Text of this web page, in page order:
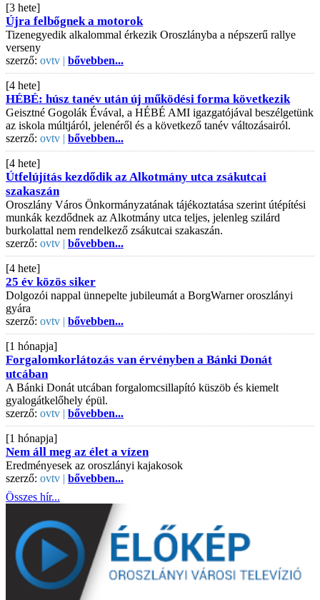
[3 hete]
Újra felbőgnek a motorok
Tizenegyedik alkalommal érkezik Oroszlányba a népszerű rallye
verseny
szerző: ovtv | bővebben...
[4 hete]
HÉBÉ: húsz tanév után új működési forma következik
Geisztné Gogolák Évával, a HÉBÉ AMI igazgatójával beszélgetünk
az iskola múltjáról, jelenéről és a következő tanév változásairól.
szerző: ovtv | bővebben...
[4 hete]
Útfelújítás kezdődik az Alkotmány utca zsákutcai
szakaszán
Oroszlány Város Önkormányzatának tájékoztatása szerint útépítési
munkák kezdődnek az Alkotmány utca teljes, jelenleg szilárd
burkolattal nem rendelkező zsákutcai szakaszán.
szerző: ovtv | bővebben...
[4 hete]
25 év közös siker
Dolgozói nappal ünnepelte jubileumát a BorgWarner oroszlányi
gyára
szerző: ovtv | bővebben...
[1 hónapja]
Forgalomkorlátozás van érvényben a Bánki Donát
utcában
A Bánki Donát utcában forgalomcsillapító küszöb és kiemelt
gyalogátkelőhely épül.
szerző: ovtv | bővebben...
[1 hónapja]
Nem áll meg az élet a vízen
Eredményesek az oroszlányi kajakosok
szerző: ovtv | bővebben...
Összes hír...